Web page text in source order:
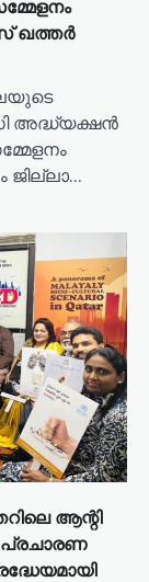
ഖത്തര്‍
അദ്ധ്യക്ഷൻ
ജില്ലാ…
ആന്റി
പ്രചാരണ